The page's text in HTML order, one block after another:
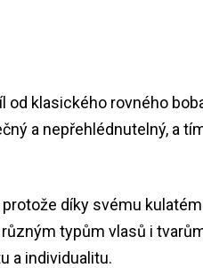
klasického rovného
a nepřehlédnutelný, a
díky svému
typům vlasů i
a individualitu.